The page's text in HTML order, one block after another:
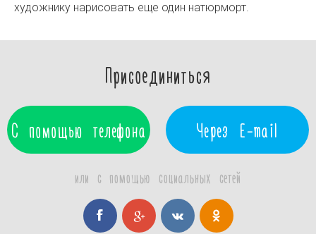
художнику нарисовать еще один натюрморт.
Присоединиться
С помощью телефона Через E-mail
или с помощью социальных сетей